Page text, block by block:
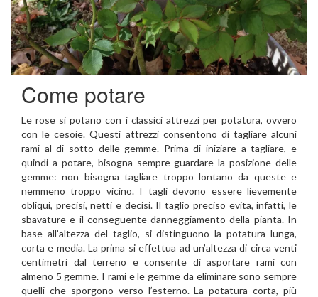
Come potare
Le rose si potano con i classici attrezzi per potatura, ovvero
con le cesoie. Questi attrezzi consentono di tagliare alcuni
rami al di sotto delle gemme. Prima di iniziare a tagliare, e
quindi a potare, bisogna sempre guardare la posizione delle
gemme: non bisogna tagliare troppo lontano da queste e
nemmeno troppo vicino. I tagli devono essere lievemente
obliqui, precisi, netti e decisi. Il taglio preciso evita, infatti, le
sbavature e il conseguente danneggiamento della pianta. In
base all’altezza del taglio, si distinguono la potatura lunga,
corta e media. La prima si effettua ad un’altezza di circa venti
centimetri dal terreno e consente di asportare rami con
almeno 5 gemme. I rami e le gemme da eliminare sono sempre
quelli che sporgono verso l’esterno. La potatura corta, più